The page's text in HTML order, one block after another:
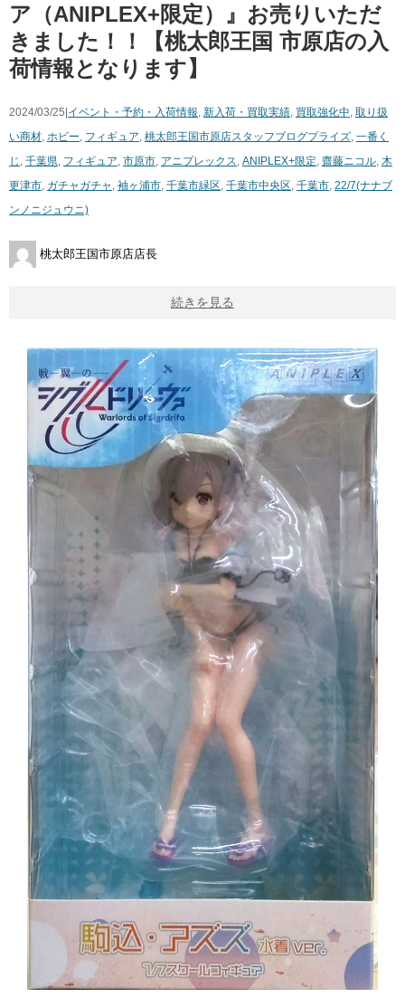
ア（ANIPLEX+限定）』お売りいただ
きました！！【桃太郎王国 市原店の入
荷情報となります】
2024/03/25|イベント・予約・入荷情報 新入荷・買取実績 買取強化中 取り扱
い商材 ホビー フィギュア 桃太郎王国市原店スタッフブログプライズ 一番く
じ 千葉県 フィギュア 市原市 アニプレックス ANIPLEX+限定 齋藤ニコル 木
更津市 ガチャガチャ 袖ヶ浦市 千葉市緑区 千葉市中央区 千葉市 22/7(ナナブ
ンノニジュウニ)
桃太郎王国市原店店長
続きを見る